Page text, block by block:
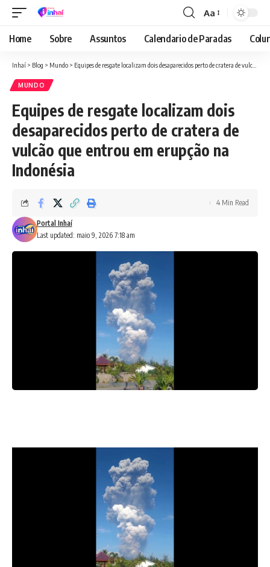
Font
Resizer
Aa
Home Sobre Assuntos Calendario de Paradas
Inhaí > Blog > Mundo > Equipes de resgate localizam dois desaparecidos perto de cratera de vulcão que entrou em erupção na Indonésia
MUNDO
Equipes de resgate localizam dois
desaparecidos perto de cratera de
vulcão que entrou em erupção na
Indonésia
Last updated: maio 9, 2026 7:18 am
Portal Inhaí
4 Min Read